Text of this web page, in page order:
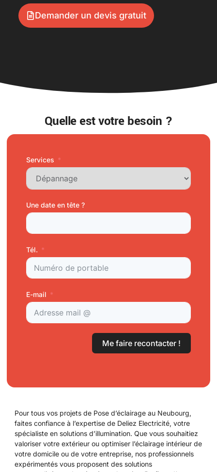
Demander un devis gratuit
Quelle est votre besoin ?
Services
Une date en tête ?
Tél.
E-mail
Me faire recontacter !
Pour tous vos projets de Pose d’éclairage au Neubourg,
faites confiance à l’expertise de Deliez Electricité, votre
spécialiste en solutions d’illumination. Que vous souhaitiez
valoriser votre extérieur ou optimiser l’éclairage intérieur de
votre domicile ou de votre entreprise, nos professionnels
expérimentés vous proposent des solutions